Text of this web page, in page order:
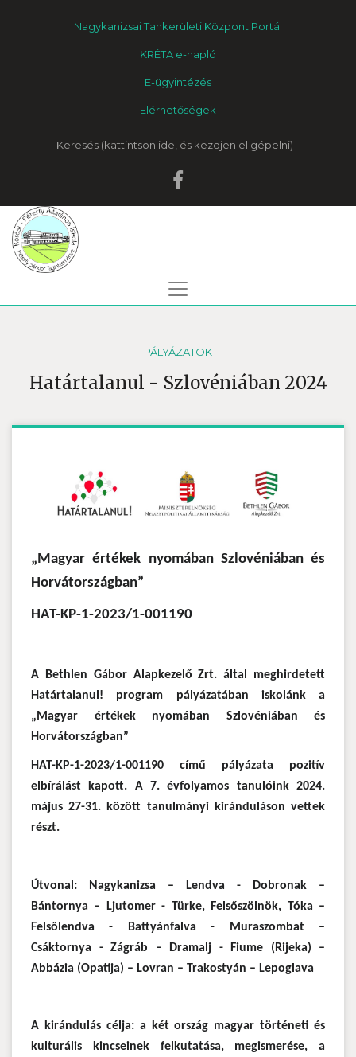
Nagykanizsai Tankerületi Központ Portál
KRÉTA e-napló
E-ügyintézés
Elérhetőségek
Keresés
PÁLYÁZATOK
Határtalanul - Szlovéniában 2024
„Magyar értékek nyomában Szlovéniában és
Horvátországban”
HAT-KP-1-2023/1-001190
A Bethlen Gábor Alapkezelő Zrt. által meghirdetett
Határtalanul! program pályázatában iskolánk a
„Magyar értékek nyomában Szlovéniában és
Horvátországban”
HAT-KP-1-2023/1-001190 című pályázata pozitív
elbírálást kapott. A 7. évfolyamos tanulóink 2024.
május 27-31. között tanulmányi kiránduláson vettek
részt.
Útvonal: Nagykanizsa – Lendva - Dobronak –
Bántornya – Ljutomer - Türke, Felsőszölnök, Tóka –
Felsőlendva - Battyánfalva - Muraszombat –
Csáktornya - Zágráb – Dramalj - Fiume (Rijeka) –
Abbázia (Opatija) – Lovran – Trakostyán – Lepoglava
A kirándulás célja: a két ország magyar történeti és
kulturális kincseinek felkutatása, megismerése, a